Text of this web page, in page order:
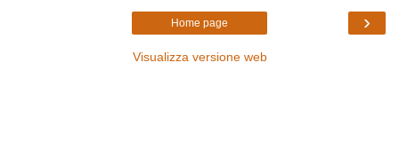
›
Home page
Visualizza versione web